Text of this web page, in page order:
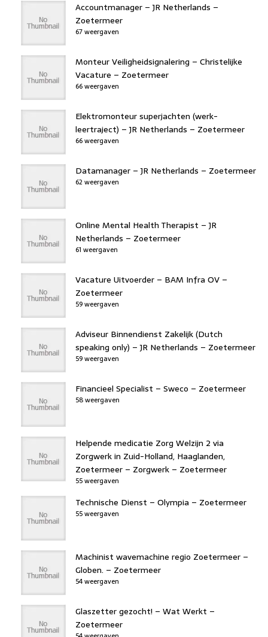
Accountmanager – JR Netherlands –
Zoetermeer
67 weergaven
Monteur Veiligheidsignalering – Christelijke
Vacature – Zoetermeer
66 weergaven
Elektromonteur superjachten (werk-
leertraject) – JR Netherlands – Zoetermeer
66 weergaven
Datamanager – JR Netherlands – Zoetermeer
62 weergaven
Online Mental Health Therapist – JR
Netherlands – Zoetermeer
61 weergaven
Vacature Uitvoerder – BAM Infra OV –
Zoetermeer
59 weergaven
Adviseur Binnendienst Zakelijk (Dutch
speaking only) – JR Netherlands – Zoetermeer
59 weergaven
Financieel Specialist – Sweco – Zoetermeer
58 weergaven
Helpende medicatie Zorg Welzijn 2 via
Zorgwerk in Zuid-Holland, Haaglanden,
Zoetermeer – Zorgwerk – Zoetermeer
55 weergaven
Technische Dienst – Olympia – Zoetermeer
55 weergaven
Machinist wavemachine regio Zoetermeer –
Globen. – Zoetermeer
54 weergaven
Glaszetter gezocht! – Wat Werkt –
Zoetermeer